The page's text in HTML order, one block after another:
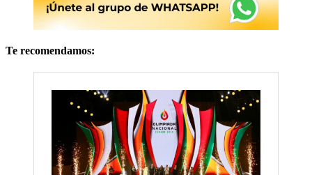
Te recomendamos: